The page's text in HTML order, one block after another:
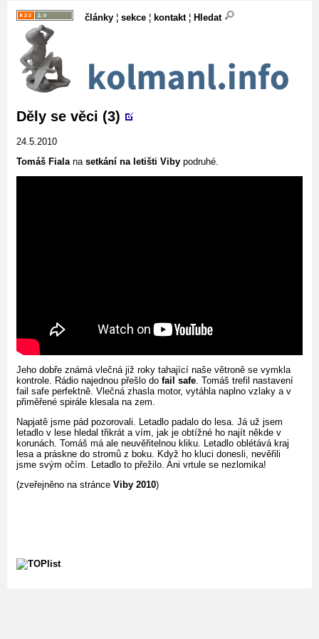
články ¦ sekce ¦ kontakt¦ Hledat
Děly se věci (3)
24.5.2010
Tomáš Fiala na setkání na letišti Viby podruhé.
Jeho dobře známá vlečná již roky tahající naše větroně se vymkla
kontrole. Rádio najednou přešlo do fail safe . Tomáš trefil nastavení
fail safe perfektně. Vlečná zhasla motor, vytáhla naplno vzlaky a v
přiměřené spirále klesala na zem.
Napjatě jsme pád pozorovali. Letadlo padalo do lesa. Já už jsem
letadlo v lese hledal třikrát a vím, jak je obtížné ho najít někde v
korunách. Tomáš má ale neuvěřitelnou kliku. Letadlo oblétává kraj
lesa a práskne do stromů z boku. Když ho kluci donesli, nevěřili
jsme svým očím. Letadlo to přežilo. Ani vrtule se nezlomika!
(zveřejněno na stránce Viby 2010)